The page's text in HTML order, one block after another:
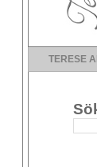
TERESE